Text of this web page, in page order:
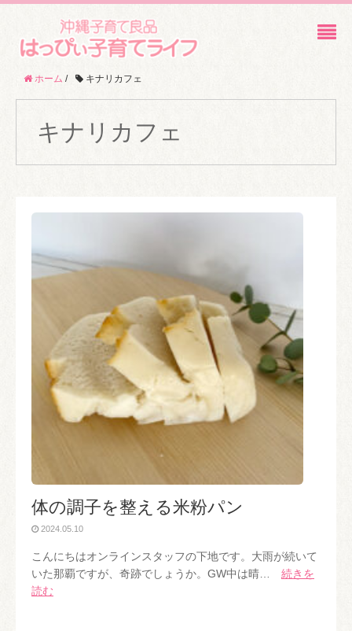
ホーム / キナリカフェ
キナリカフェ
体の調子を整える米粉パン
2024.05.10
こんにちはオンラインスタッフの下地です。大雨が続いて
いた那覇ですが、奇跡でしょうか。GW中は晴… 続きを
読む